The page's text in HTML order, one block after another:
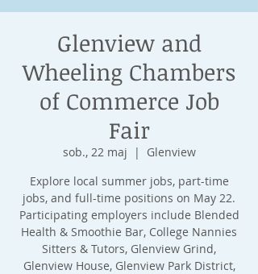
Glenview and
Wheeling Chambers
of Commerce Job
Fair
sob., 22 maj
  |
Glenview
Explore local summer jobs, part-time
jobs, and full-time positions on May 22.
Participating employers include Blended
Health & Smoothie Bar, College Nannies
Sitters & Tutors, Glenview Grind,
Glenview House, Glenview Park District,